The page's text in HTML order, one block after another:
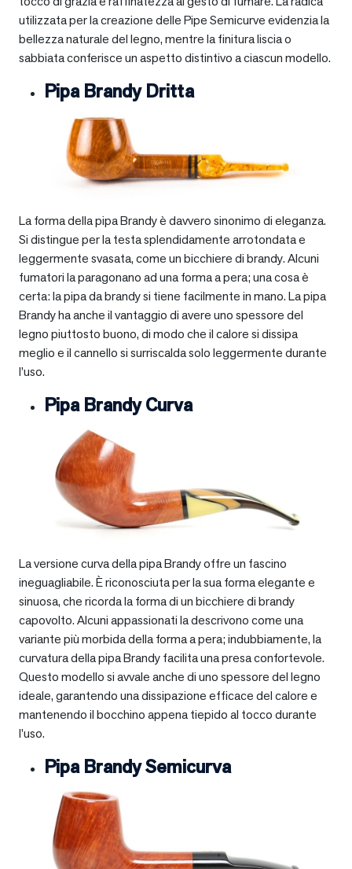
utilizzata per la creazione delle Pipe Semicurve evidenzia la
bellezza naturale del legno, mentre la finitura liscia o
sabbiata conferisce un aspetto distintivo a ciascun modello.
Pipa Brandy Dritta
La forma della pipa Brandy è davvero sinonimo di eleganza.
Si distingue per la testa splendidamente arrotondata e
leggermente svasata, come un bicchiere di brandy. Alcuni
fumatori la paragonano ad una forma a pera; una cosa è
certa: la pipa da brandy si tiene facilmente in mano. La pipa
Brandy ha anche il vantaggio di avere uno spessore del
legno piuttosto buono, di modo che il calore si dissipa
meglio e il cannello si surriscalda solo leggermente durante
l’uso.
Pipa Brandy Curva
La versione curva della pipa Brandy offre un fascino
ineguagliabile. È riconosciuta per la sua forma elegante e
sinuosa, che ricorda la forma di un bicchiere di brandy
capovolto. Alcuni appassionati la descrivono come una
variante più morbida della forma a pera; indubbiamente, la
curvatura della pipa Brandy facilita una presa confortevole.
Questo modello si avvale anche di uno spessore del legno
ideale, garantendo una dissipazione efficace del calore e
mantenendo il bocchino appena tiepido al tocco durante
l’uso.
Pipa Brandy Semicurva